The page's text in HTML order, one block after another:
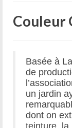
Couleur
Basée à
de
un jardin
dont on